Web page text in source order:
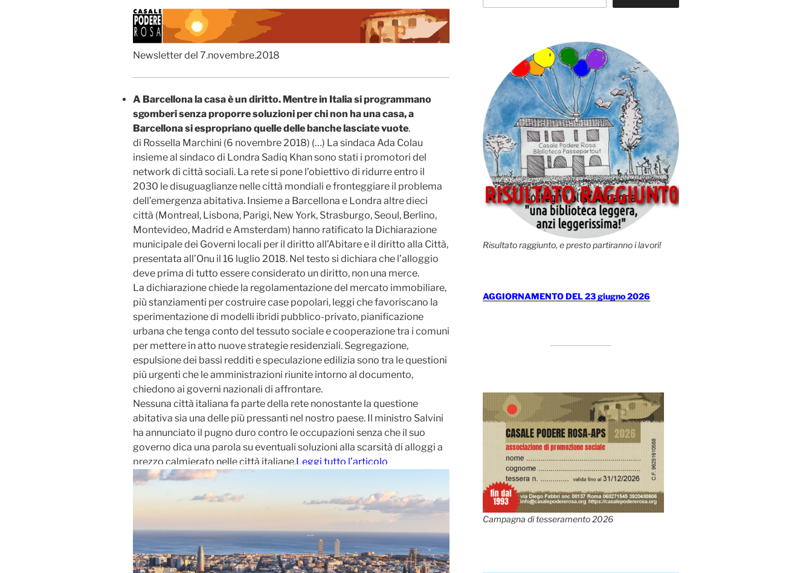
Newsletter del 7.novembre.2018
A Barcellona la casa è un diritto. Mentre in Italia si programmano
sgomberi senza proporre soluzioni per chi non ha una casa, a
Barcellona si espropriano quelle delle banche lasciate vuote.
di Rossella Marchini (6 novembre 2018) (…) La sindaca Ada Colau
insieme al sindaco di Londra Sadiq Khan sono stati i promotori del
network di città sociali. La rete si pone l’obiettivo di ridurre entro il
2030 le disuguaglianze nelle città mondiali e fronteggiare il problema
dell’emergenza abitativa. Insieme a Barcellona e Londra altre dieci
città (Montreal, Lisbona, Parigi, New York, Strasburgo, Seoul, Berlino,
Montevideo, Madrid e Amsterdam) hanno ratificato la Dichiarazione
municipale dei Governi locali per il diritto all’Abitare e il diritto alla Città,
presentata all’Onu il 16 luglio 2018. Nel testo si dichiara che l’alloggio
deve prima di tutto essere considerato un diritto, non una merce.
La dichiarazione chiede la regolamentazione del mercato immobiliare,
più stanziamenti per costruire case popolari, leggi che favoriscano la
sperimentazione di modelli ibridi pubblico-privato, pianificazione
urbana che tenga conto del tessuto sociale e cooperazione tra i comuni
per mettere in atto nuove strategie residenziali. Segregazione,
espulsione dei bassi redditi e speculazione edilizia sono tra le questioni
più urgenti che le amministrazioni riunite intorno al documento,
chiedono ai governi nazionali di affrontare.
Nessuna città italiana fa parte della rete nonostante la questione
abitativa sia una delle più pressanti nel nostro paese. Il ministro Salvini
ha annunciato il pugno duro contro le occupazioni senza che il suo
governo dica una parola su eventuali soluzioni alla scarsità di alloggi a
prezzo calmierato nelle città italiane.Leggi tutto l’articolo
Risultato raggiunto, e presto partiranno i lavori!
AGGIORNAMENTO DEL 23 giugno 2026
Campagna di tesseramento 2026